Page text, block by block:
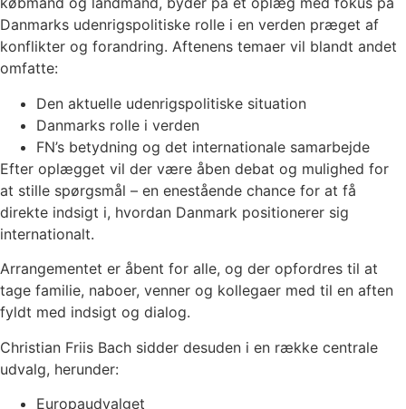
Danmarks udenrigspolitiske rolle i en verden præget af
konflikter og forandring. Aftenens temaer vil blandt andet
omfatte:
Den aktuelle udenrigspolitiske situation
Danmarks rolle i verden
FN’s betydning og det internationale samarbejde
Efter oplægget vil der være åben debat og mulighed for
at stille spørgsmål – en enestående chance for at få
direkte indsigt i, hvordan Danmark positionerer sig
internationalt.
Arrangementet er åbent for alle, og der opfordres til at
tage familie, naboer, venner og kollegaer med til en aften
fyldt med indsigt og dialog.
Christian Friis Bach sidder desuden i en række centrale
udvalg, herunder:
Europaudvalget